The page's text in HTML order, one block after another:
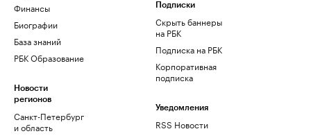
Финансы
Биографии
База знаний
РБК Образование
Новости
регионов
Санкт-Петербург
и область
Подписки
Скрыть баннеры
на РБК
Подписка на РБК
Корпоративная
подписка
Уведомления
RSS Новости